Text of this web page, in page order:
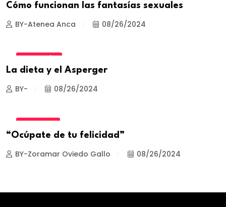
Cómo funcionan las fantasías sexuales
BY-Atenea Anca 08/26/2024
La dieta y el Asperger
BY- 08/26/2024
“Ocúpate de tu felicidad”
BY-Zoramar Oviedo Gallo 08/26/2024